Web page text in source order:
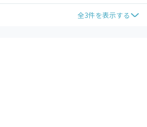
全3件を表示する